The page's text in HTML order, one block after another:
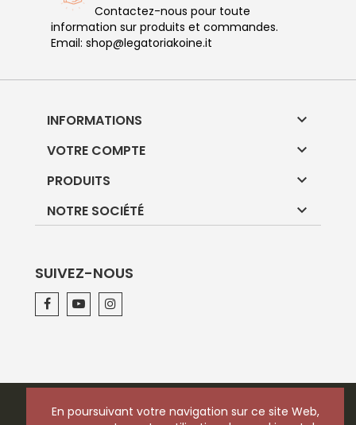
En poursuivant votre navigation sur ce site Web,
Contactez-nous pour toute
information sur produits et commandes.
Email: shop@legatoriakoine.it
INFORMATIONS 
VOTRE COMPTE 
PRODUITS 
NOTRE SOCIÉTÉ 
En poursuivant votre navigation sur ce site Web,
SUIVEZ-NOUS
© 2026 - Logiciel e-commerce par